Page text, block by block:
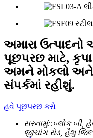
અમારા ઉત્પાદનો
પૂછપરછ માટે,
અમને મોકલો અને
સંપર્કમાં રહીશું.
હવે પૂછપરછ કરો
સરનામું::બ્લોક બી,
જીચાંગ રોડ, હૈશુ